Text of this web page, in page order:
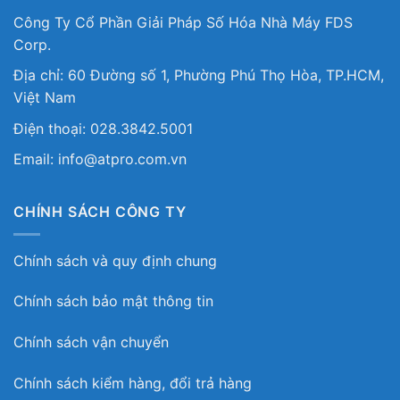
Công Ty Cổ Phần Giải Pháp Số Hóa Nhà Máy FDS
Corp.
Địa chỉ: 60 Đường số 1, Phường Phú Thọ Hòa, TP.HCM,
Việt Nam
Điện thoại: 028.3842.5001
Email: info@atpro.com.vn
CHÍNH SÁCH CÔNG TY
Chính sách và quy định chung
Chính sách bảo mật thông tin
Chính sách vận chuyển
Chính sách kiểm hàng, đổi trả hàng